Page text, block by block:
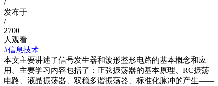
/
发布于
/
2700
人观看
#信息技术
本文主要讲述了信号发生器和波形整形电路的基本概念和应
用。主要学习内容包括了：正弦振荡器的基本原理、RC振荡
电路、液晶振荡器、双稳多谐振荡器、标准化脉冲的产生——